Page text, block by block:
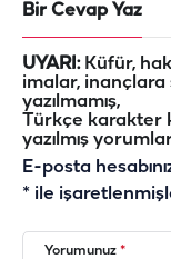
Bir Cevap Yaz
UYARI:Küfür,
imalar, inançlara
yazılmamış,
Türkçe karakter
yazılmış
E-posta
* ile
Yorumunuz *